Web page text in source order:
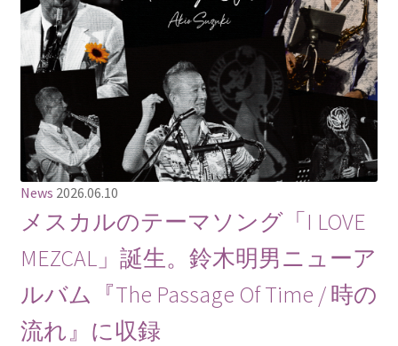
News 2026.06.10
メスカルのテーマソング「I LOVE
MEZCAL」誕生。鈴木明男ニューア
ルバム『The Passage Of Time / 時の
流れ』に収録